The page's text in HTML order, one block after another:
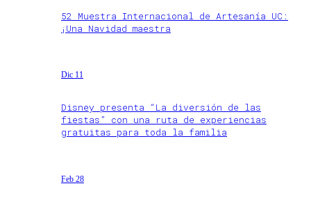
52 Muestra Internacional de Artesanía UC:
¡Una Navidad maestra
Dic 11
Disney presenta “La diversión de las
fiestas” con una ruta de experiencias
gratuitas para toda la familia
Feb 28